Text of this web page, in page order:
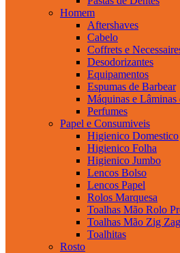
Homem
Aftershaves
Cabelo
Coffrets e
Desodorizantes
Equipamentos
Espumas de Barbear
Máquinas e Lâminas
Perfumes
Papel e Consumiveis
Higienico Domestico
Higienico Folha
Higienico Jumbo
Lencos Bolso
Lencos Papel
Rolos Marquesa
Toalhas Mão Rolo
Toalhas Mão Zig Zag
Toalhitas
Rosto